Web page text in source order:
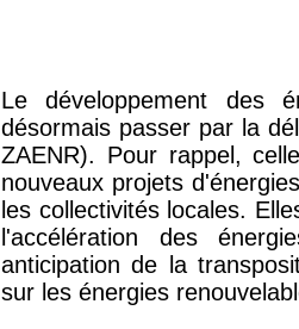
Le développement des
désormais passer par la
ZAENR). Pour rappel,
nouveaux projets
les collectivités locales.
l'accélération des
anticipation de la
sur les énergies